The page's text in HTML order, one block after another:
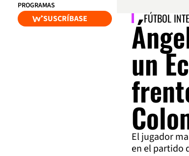
PROGRAMAS
SUSCRÍBASE FÚTBOL
un
El jugador
en el partido